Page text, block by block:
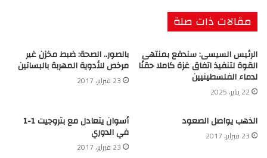
مقالات ذات صلة
الرئيس السيسى: سندفع بمنتهى
القوة لتنفيذ اتفاق غزة كاملا حقنًا
لدماء الفلسطينيين
22 يناير، 2025
بالصور.. الصحة: ضبط مخزن غير
مرخص للأدوية المهربة بالبساتين
23 فبراير، 2017
الذهب يواصل الصعود
23 فبراير، 2017
أسوان يتعادل مع بتروجيت 1-1
في الدوري
23 فبراير، 2017